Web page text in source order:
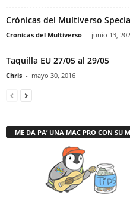
Crónicas del Multiverso
Cronicas del Multiverso - junio 13,
Taquilla EU 27/05 al 29/05
Chris - mayo 30, 2016
ME DA PA’ UNA MAC PRO CON SU